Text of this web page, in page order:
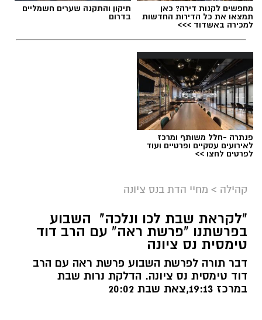
ארכיון
נתינה מתוך זיכרון: מיזם "טל של נתינה" לזכרו
של טל מלכה ז"ל חוזר בנס ציונה
טל מלכה, איש מערכת הביטחון נהרג
יבנה. כשהיה בן חמש עברה המשפחה לנס ציונה.
מחפשים לקנות דירה? כאן
תמצאו את כל הדירות החדשות
למכירה באשדוד >>>
תיקון והתקנה שערים חשמליים
בדרום
פנתרה -חלל משותף ומרכז
לאירועים עסקיים ופרטיים ועוד
לפרטים לחצו >>
קהילה > מחיי הדת בנס ציונה
"לקראת שבת לכו ונלכה" השבוע
בפרשתנו "פרשת ראה" עם הרב דוד
טימסית נס ציונה
דבר תורה לפרשת השבוע פרשת ראה עם הרב
דוד טימסית נס ציונה. הדלקת נרות שבת
במרכז 19:13,צאת שבת 20:02